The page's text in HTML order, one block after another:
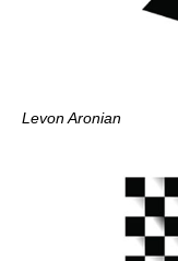
Levon Aronian